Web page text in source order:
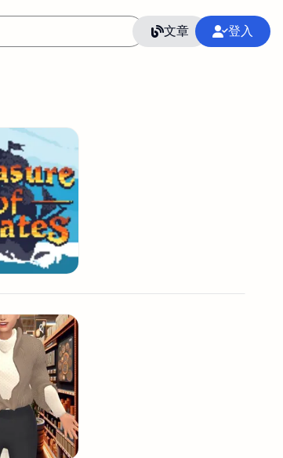
文章 登入
整合行銷公關
GoogleAnalytics
片後製修圖
投稿 Flutter
插畫
動畫製作 服務項目